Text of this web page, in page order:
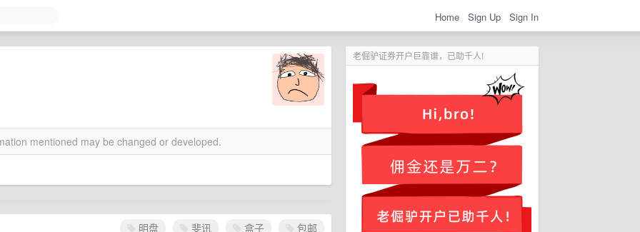
Home Sign Up Sign In
老倔驴证券开户巨靠谱，已助千人!
mentioned may be changed or developed.
明盘 斐讯 盒子 包邮